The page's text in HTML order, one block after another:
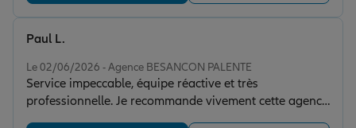
Le 02/06/2026 - Agence BESANCON PALENTE
Service impeccable, équipe réactive et très
professionnelle. Je recommande vivement cette agence
Allianz !
Paul L.